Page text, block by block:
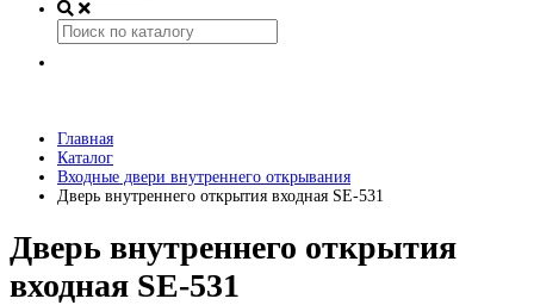
Главная
Каталог
Входные двери внутреннего открывания
Дверь внутреннего открытия входная SE-531
Дверь внутреннего открытия
входная SE-531